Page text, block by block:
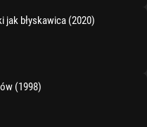
jak błyskawica (2020)
(1998)